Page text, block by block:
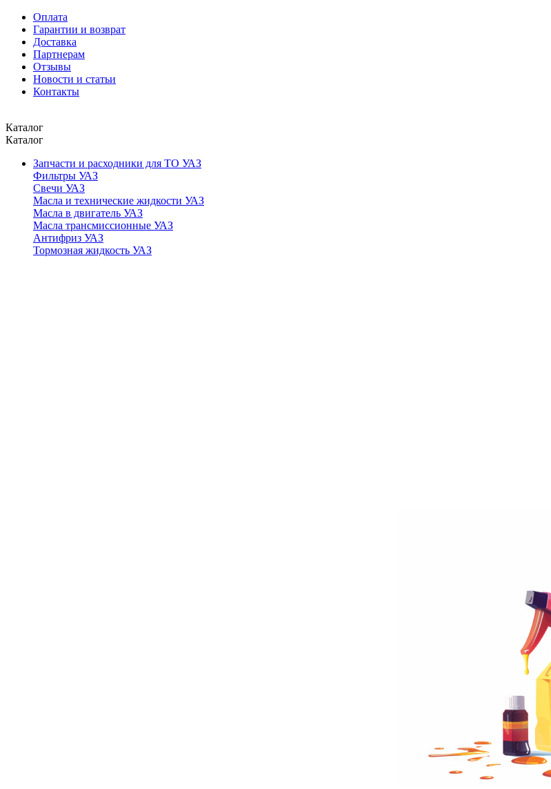
Оплата
Гарантии и возврат
Доставка
Партнерам
Отзывы
Новости и статьи
Контакты
Каталог
Каталог
Запчасти и расходники для ТО УАЗ
Фильтры УАЗ
Свечи УАЗ
Масла и технические жидкости УАЗ
Масла в двигатель УАЗ
Масла трансмиссионные УАЗ
Антифриз УАЗ
Тормозная жидкость УАЗ